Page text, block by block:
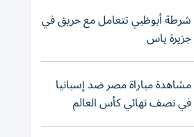
شرطة أبوظبي تتعامل مع حريق في
جزيرة ياس
مشاهدة مباراة مصر ضد إسبانيا
في نصف نهائي كأس العالم
لناشئات اليد 2026